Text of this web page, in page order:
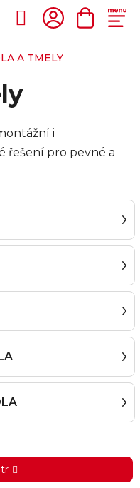
Hledat
A TMELY
i
řešení pro pevné a